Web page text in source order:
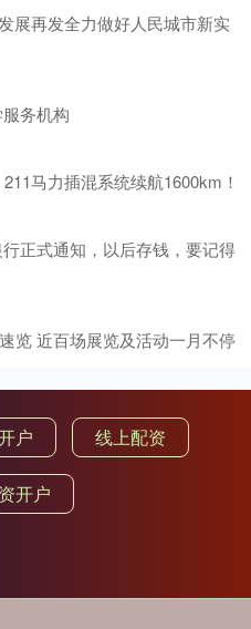
展再发全力做好人民城市新实
务机构
马力插混系统续航1600km！
正式通知，以后存钱，要记得
览 近百场展览及活动一月不停
户 线上配资
开户